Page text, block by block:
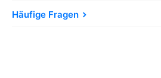
Häufige Fragen